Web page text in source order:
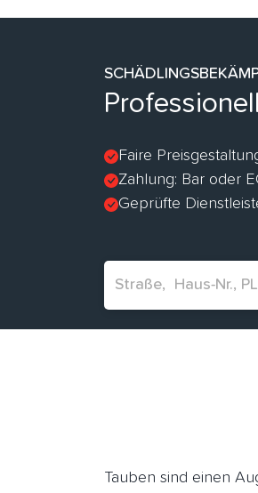
Faire
Zahlung: Bar oder
Geprüfte
Tauben sind einen